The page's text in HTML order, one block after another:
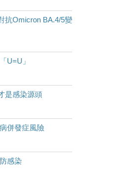
抗Omicron BA.4/5變
U=U」
是感染源頭
併發症風險
感染